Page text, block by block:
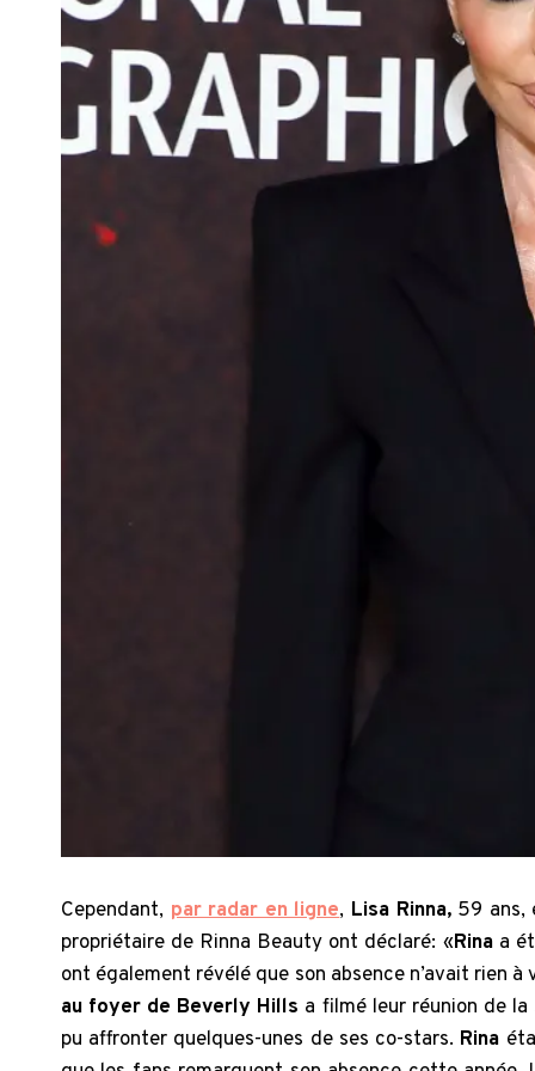
Cependant, par radar en ligne, Lisa Rinna, 59 ans,
propriétaire de Rinna Beauty ont déclaré: «Rinaa
ont également révélé que son absence n’avait rien
au foyer de Beverly Hills a filmé leur réunion de
pu affronter quelques-unes de ses co-stars. Rina